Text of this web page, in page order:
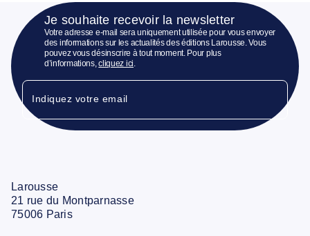
Je souhaite recevoir la newsletter
Votre adresse e-mail sera uniquement utilisée pour vous envoyer
des informations sur les actualités des éditions Larousse. Vous
pouvez vous désinscrire à tout moment. Pour plus
d’informations,cliquez ici.
Indiquez votre email
Larousse
21 rue du Montparnasse
75006 Paris